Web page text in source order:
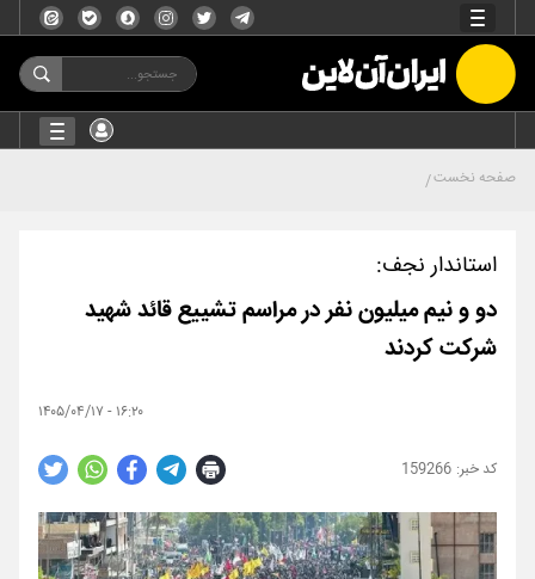
صفحه نخست
استاندار نجف:
دو و نیم میلیون نفر در مراسم تشییع قائد شهید
شرکت کردند
۱۶:۲۰ - ۱۴۰۵/۰۴/۱۷
159266